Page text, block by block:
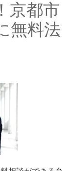
京都市
無料法